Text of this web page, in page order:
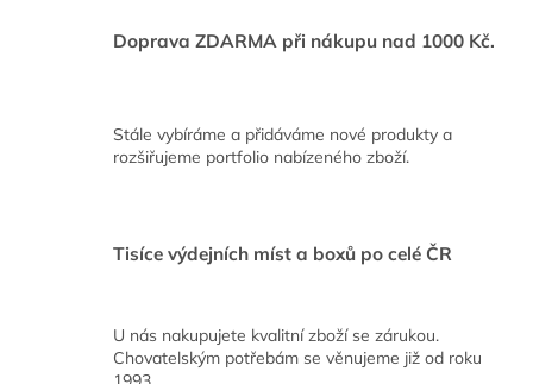
Doprava ZDARMA při nákupu nad 1000 Kč.
Stále vybíráme a přidáváme nové produkty a
rozšiřujeme portfolio nabízeného zboží.
Tisíce výdejních míst a boxů po celé ČR
U nás nakupujete kvalitní zboží se zárukou.
Chovatelským potřebám se věnujeme již od roku